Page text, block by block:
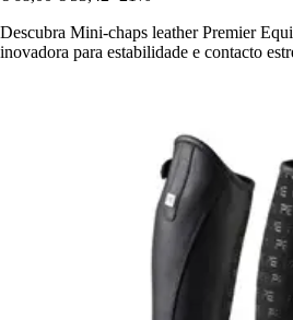
Descubra Mini-chaps leather Premier
inovadora para estabilidade e contacto